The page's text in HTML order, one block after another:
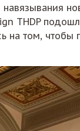
THDP
на том,